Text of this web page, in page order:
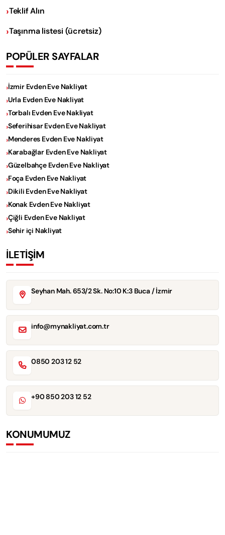
Teklif Alın
Taşınma listesi (ücretsiz)
POPÜLER SAYFALAR
İzmir Evden Eve Nakliyat
Urla Evden Eve Nakliyat
Torbalı Evden Eve Nakliyat
Seferihisar Evden Eve Nakliyat
Menderes Evden Eve Nakliyat
Karabağlar Evden Eve Nakliyat
Güzelbahçe Evden Eve Nakliyat
Foça Evden Eve Nakliyat
Dikili Evden Eve Nakliyat
Konak Evden Eve Nakliyat
Çiğli Evden Eve Nakliyat
Sehir içi Nakliyat
İLETİŞİM
Seyhan Mah. 653/2 Sk. No:10 K:3 Buca / İzmir
info@mynakliyat.com.tr
0850 203 12 52
+90 850 203 12 52
KONUMUMUZ